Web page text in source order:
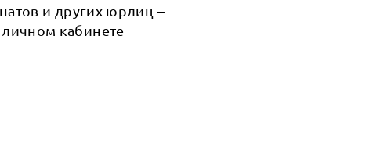
и других юрлиц –
кабинете